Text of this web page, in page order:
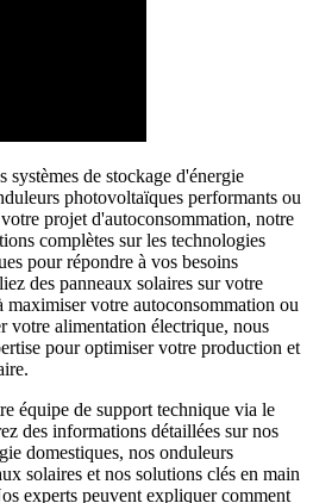
systèmes de stockage d'énergie
photovoltaïques performants ou
projet d'autoconsommation, notre
complètes sur les technologies
pour répondre à vos besoins
des panneaux solaires sur votre
maximiser votre autoconsommation ou
votre alimentation électrique, nous
pour optimiser votre production et
équipe de support technique via le
des informations détaillées sur nos
domestiques, nos onduleurs
solaires et nos solutions clés en main
experts peuvent expliquer comment